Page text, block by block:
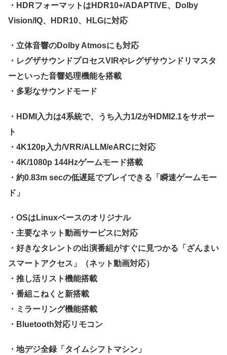
・HDRフォーマットはHDR10+/ADAPTIVE、Dolby
Vision/IQ、HDR10、HLGに対応
・立体音響のDolby Atmosにも対応
・レグザサウンドプロセスVIRやレグザサウンドリマスタ
ーといった音響処理機能を搭載
・多彩なサウンドモード
・HDMI入力は4系統で、うち入力1/2がHDMI2.1をサポー
ト
・4K120p入力/VRR/ALLM/eARCに対応
・4K/1080p 144Hzゲームモード搭載
・約0.83m secの低遅延でプレイできる「瞬速ゲームモー
ド」
・OSはLinuxベースのオリジナル
・主要なネット動画サービスに対応
・好きなタレントの出演番組がすぐに見つかる「ざんまい
スマートアクセス」（ネット動画対応）
・推し活リスト機能搭載
・番組こねくと新搭載
・ミラーリング機能搭載
・Bluetooth対応リモコン
・地デジ全録「タイムシフトマシン」